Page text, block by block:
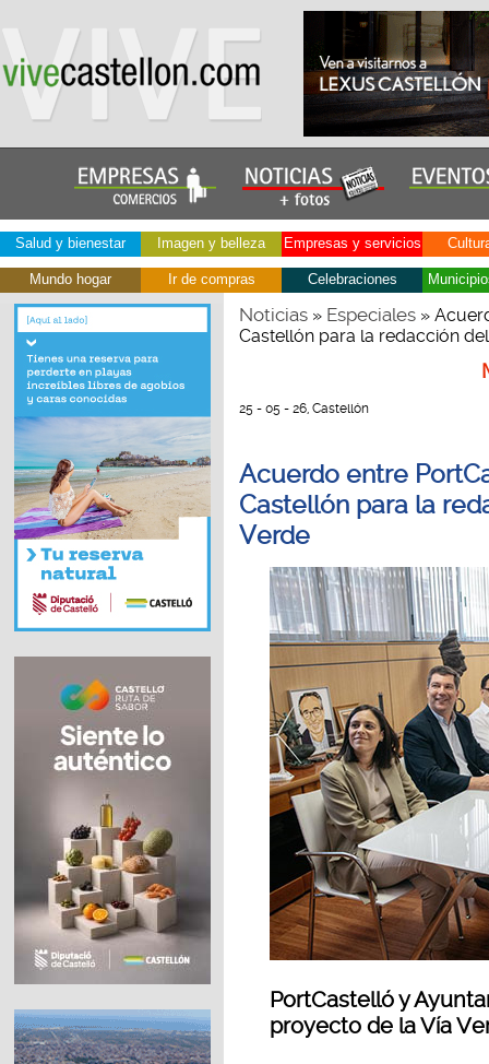
Salud y bienestar Imagen y belleza Empresas y servicios
Mundo hogar Ir de compras Celebraciones
Noticias» Especiales»
Castellón para la redacción
25 - 05 - 26, Castellón
Acuerdo entre
Castellón para la
Verde
PortCastelló y
proyecto de la Vía